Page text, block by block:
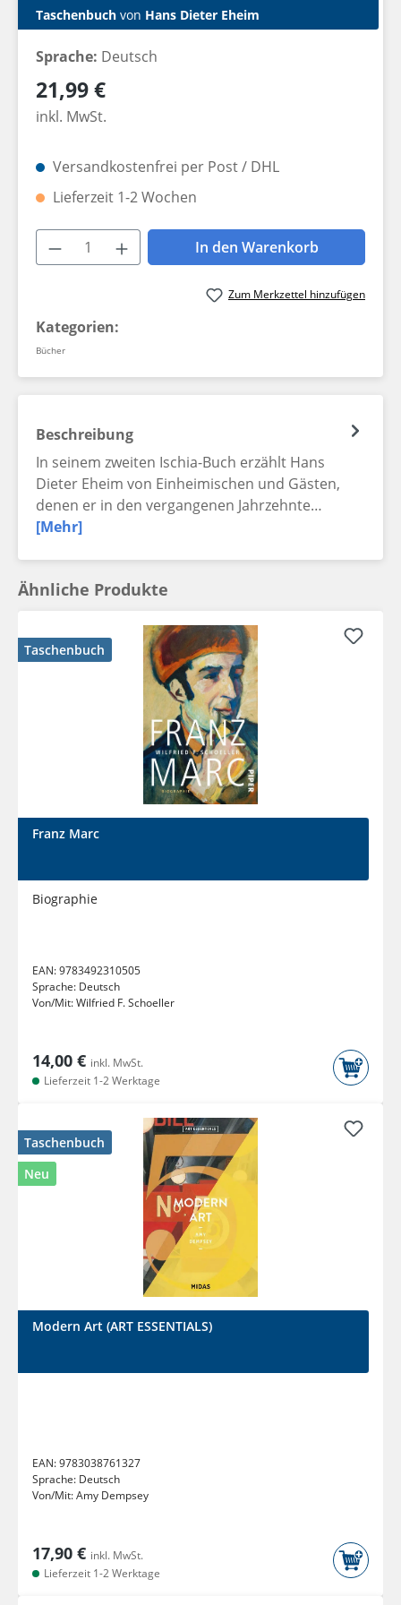
Taschenbuch von Hans Dieter Eheim
Sprache: Deutsch
Regulärer Preis:
21,99 €
inkl. MwSt.
Versandkostenfrei per Post / DHL
Lieferzeit 1-2 Wochen
Produkt Anzahl: Gib den
In den Warenkorb
Zum Merkzettel hinzufügen
Kategorien:
Bücher
Beschreibung
In seinem zweiten Ischia-Buch erzählt Hans
Dieter Eheim von Einheimischen und Gästen,
denen er in den vergangenen Jahrzehnte…
[Mehr]
Ähnliche Produkte
Taschenbuch
Franz Marc
Biographie
EAN:9783492310505
Sprache: Deutsch
Von/Mit:Wilfried F. Schoeller
14,00 € inkl. MwSt.
Lieferzeit 1-2 Werktage
Taschenbuch
Neu
Modern Art (ART ESSENTIALS)
EAN:9783038761327
Sprache: Deutsch
Von/Mit:Amy Dempsey
17,90 € inkl. MwSt.
Lieferzeit 1-2 Werktage